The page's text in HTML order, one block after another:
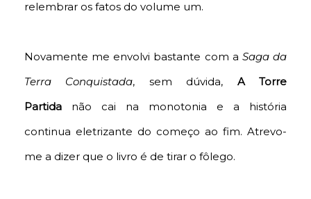
relembrar os fatos do volume um.
Novamente me envolvi bastante com a Saga da
Terra Conquistada, sem dúvida,
A Torre
Partida não cai na monotonia e a história
continua eletrizante do começo ao fim. Atrevo-
me a dizer que o livro é de tirar o fôlego.